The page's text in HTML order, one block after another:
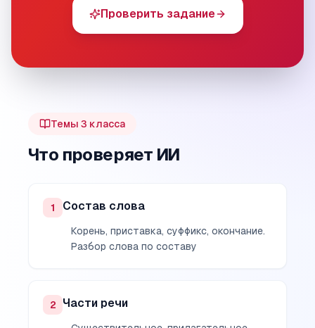
Проверить задание
Темы 3 класса
Что проверяет ИИ
1 Состав слова
Корень, приставка, суффикс, окончание.
Разбор слова по составу
2 Части речи